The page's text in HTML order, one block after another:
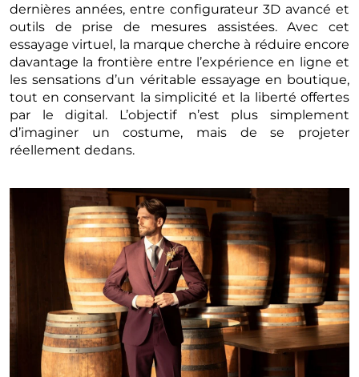
dernières années, entre configurateur 3D avancé et
outils de prise de mesures assistées. Avec cet
essayage virtuel, la marque cherche à réduire encore
davantage la frontière entre l’expérience en ligne et
les sensations d’un véritable essayage en boutique,
tout en conservant la simplicité et la liberté offertes
par le digital. L’objectif n’est plus simplement
d’imaginer un costume, mais de se projeter
réellement dedans.